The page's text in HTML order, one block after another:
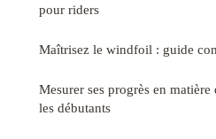
pour riders
Maîtrisez le windfoil : guide
Mesurer ses progrès en
les débutants